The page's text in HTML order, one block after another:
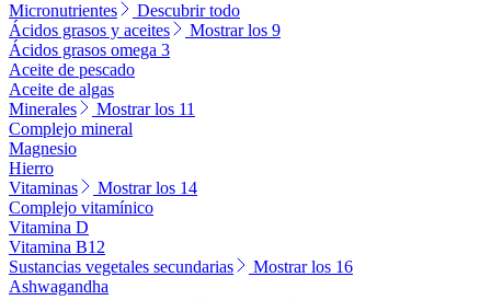
Micronutrientes
Descubrir todo
Ácidos grasos y aceites
Mostrar los 9
Ácidos grasos omega 3
Aceite de pescado
Aceite de algas
Minerales
Mostrar los 11
Complejo mineral
Magnesio
Hierro
Vitaminas
Mostrar los 14
Complejo vitamínico
Vitamina D
Vitamina B12
Sustancias vegetales secundarias
Mostrar los 16
Ashwagandha